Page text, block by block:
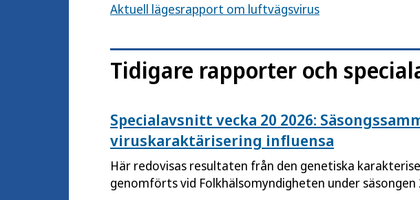
Aktuell lägesrapport om luftvägsvirus
Tidigare rapporter och
Specialavsnitt vecka 20 2026:
viruskaraktärisering influensa
Här redovisas resultaten från den genetiska
genomförts vid Folkhälsomyndigheten under säsongen